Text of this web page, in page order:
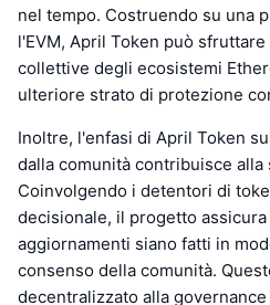
nel tempo. Costruendo su una
l'EVM, April Token può
collettive degli ecosistemi
ulteriore strato di protezione
Inoltre, l'enfasi di April Token
dalla comunità contribuisce alla
Coinvolgendo i detentori di
decisionale, il progetto
aggiornamenti siano fatti in
consenso della comunità.
decentralizzato alla